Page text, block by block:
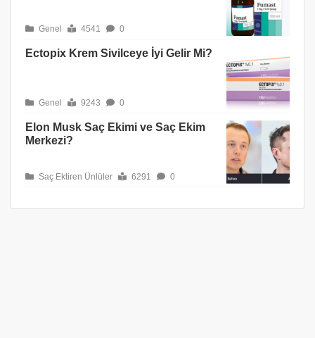
Genel 4541 0
Ectopix Krem Sivilceye İyi Gelir Mi?
Genel 9243 0
Elon Musk Saç Ekimi ve Saç Ekim
Merkezi?
Saç Ektiren Ünlüler 6291 0